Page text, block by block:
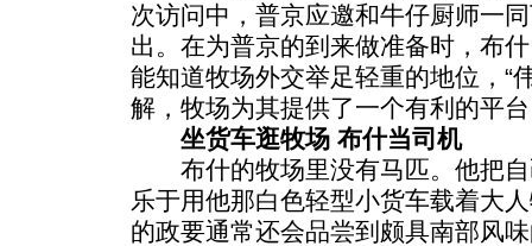
次访问中，普京应邀和牛仔厨师一
出。在为普京的到来做准备时，布
能知道牧场外交举足轻重的地位，“
解，牧场为其提供了一个有利的平台
坐货车逛牧场 布什当司机
布什的牧场里没有马匹。他把自
乐于用他那白色轻型小货车载着大
的政要通常还会品尝到颇具南部风